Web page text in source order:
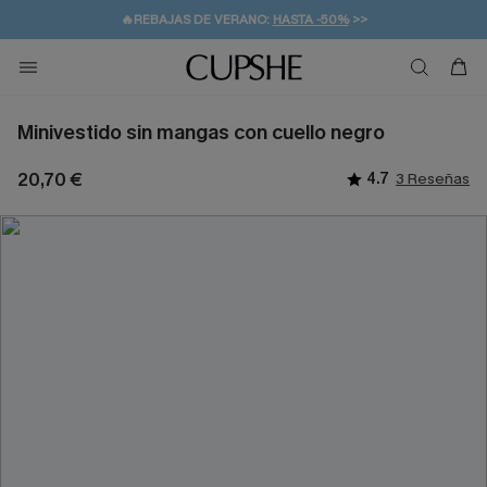
👒PROMOCIÓN DE VERANO:-10% EN 2 VESTIDOS
💌¡SUSCRIBIRSE & GANAR -10% EXTRA!
🚚ENVÍO GRATUITO A PARTIR DE 49 € >>
Minivestido sin mangas con cuello negro
20,70 € 4.7 3 Reseñas